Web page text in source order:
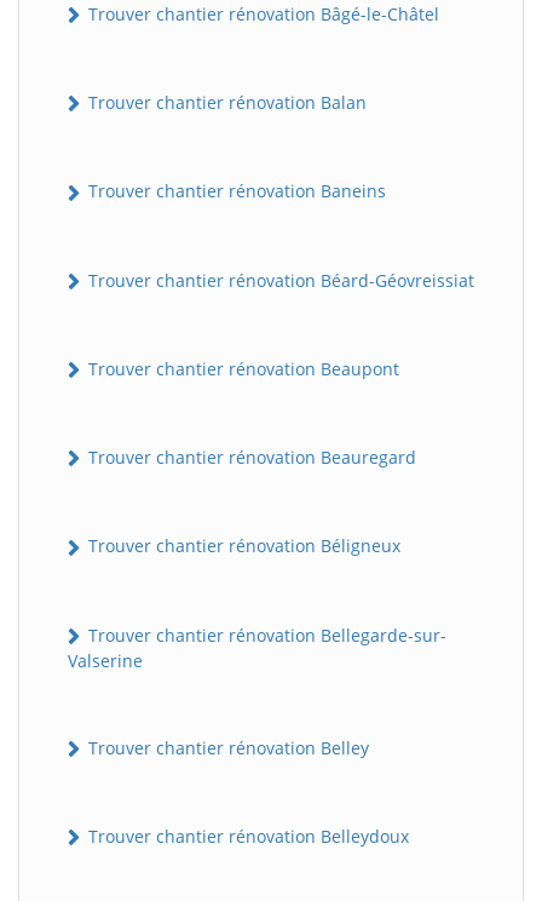
Trouver chantier rénovation Bâgé-le-Châtel
Trouver chantier rénovation Balan
Trouver chantier rénovation Baneins
Trouver chantier rénovation Béard-Géovreissiat
Trouver chantier rénovation Beaupont
Trouver chantier rénovation Beauregard
Trouver chantier rénovation Béligneux
Trouver chantier rénovation Bellegarde-sur-
Valserine
Trouver chantier rénovation Belley
Trouver chantier rénovation Belleydoux